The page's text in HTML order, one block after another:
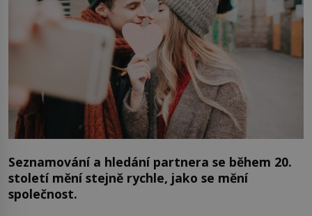
Seznamování a hledání partnera se během 20.
století mění stejně rychle, jako se mění
společnost.